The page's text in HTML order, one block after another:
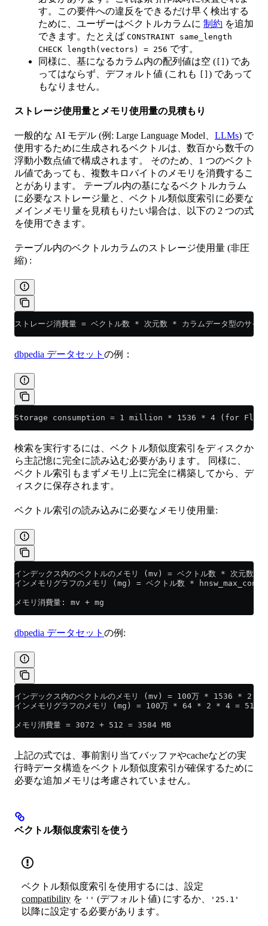
す。この要件への違反をできるだけ早く検出する
ために、ユーザーはベクトルカラムに 制約 を追加
できます。たとえば CONSTRAINT same_length
CHECK length(vectors) = 256 です。
同様に、基になるカラム内の配列値は空 (
) であ
ってはならず、デフォルト値 (これも
) であって
もなりません。
ストレージ使用量とメモリ使用量の見積もり
一般的な AI モデル (例: Large Language Model、 LLMs) で
使用するために生成されるベクトルは、数百から数千の
浮動小数点値で構成されます。 そのため、1 つのベクト
ル値であっても、複数キロバイトのメモリを消費するこ
とがあります。 テーブル内の基になるベクトルカラム
に必要なストレージ量と、ベクトル類似度索引に必要な
メインメモリ量を見積もりたい場合は、以下の 2 つの式
を使用できます。
テーブル内のベクトルカラムのストレージ使用量 (非圧
縮) :
ストレージ消費量 = ベクトル数 * 次元数 * カラムデータ型のサイズ
dbpedia データセット の例：
Storage consumption = 1 million * 1536 * 4 (for
検索を実行するには、ベクトル類似度索引をディスクか
ら主記憶に完全に読み込む必要があります。 同様に、
ベクトル索引もまずメモリ上に完全に構築してから、デ
ィスクに保存されます。
ベクトル索引の読み込みに必要なメモリ使用量:
インデックス内のベクトルのメモリ (mv) = ベクトル数 * 次元数 *
インメモリグラフのメモリ (mg) = ベクトル数 *
メモリ消費量: mv + mg
dbpedia データセット の例:
インデックス内のベクトルのメモリ (mv) = 100万 * 1536 * 2
インメモリグラフのメモリ (mg) = 100万 * 64 * 2 * 4 = 512
メモリ消費量 = 3072 + 512 = 3584 MB
上記の式では、事前割り当てバッファやcacheなどの実
行時データ構造をベクトル類似度索引が確保するために
必要な追加メモリは考慮されていません。
ベクトル類似度索引を使う
ベクトル類似度索引を使用するには、設定
compatibility を '' (デフォルト値) にするか、 '25.1'
以降に設定する必要があります。